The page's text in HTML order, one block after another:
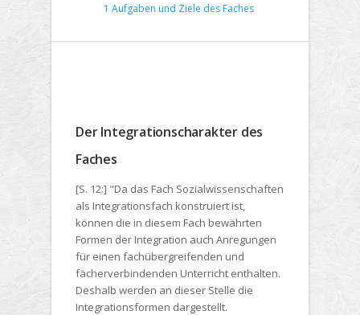
1 Aufgaben und Ziele des Faches
Der Integrationscharakter des
Faches
[S. 12:] "Da das Fach Sozialwissenschaften
als Integrationsfach konstruiert ist,
können die in diesem Fach bewährten
Formen der Integration auch Anregungen
für einen fachübergreifenden und
fächerverbindenden Unterricht enthalten.
Deshalb werden an dieser Stelle die
Integrationsformen dargestellt.